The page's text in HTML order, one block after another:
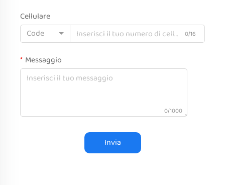
Cellulare
Code
0/16
Messaggio
0/1000
Invia